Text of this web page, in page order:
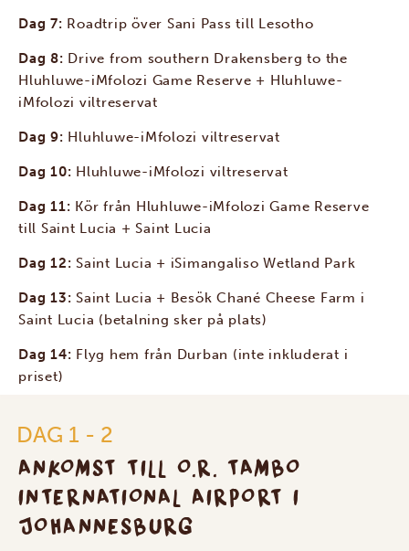
Dag 7: Roadtrip över Sani Pass till Lesotho
Dag 8: Drive from southern Drakensberg to the
Hluhluwe-iMfolozi Game Reserve + Hluhluwe-
iMfolozi viltreservat
Dag 9: Hluhluwe-iMfolozi viltreservat
Dag 10: Hluhluwe-iMfolozi viltreservat
Dag 11: Kör från Hluhluwe-iMfolozi Game Reserve
till Saint Lucia + Saint Lucia
Dag 12: Saint Lucia + iSimangaliso Wetland Park
Dag 13: Saint Lucia + Besök Chané Cheese Farm i
Saint Lucia (betalning sker på plats)
Dag 14: Flyg hem från Durban (inte inkluderat i
priset)
DAG 1 - 2
ANKOMST TILL O.R. TAMBO
INTERNATIONAL AIRPORT I
JOHANNESBURG